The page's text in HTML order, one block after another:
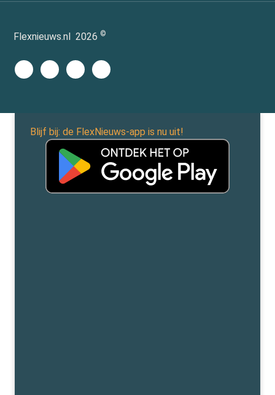
Flexnieuws.nl 2026 ©
Blijf bij: de FlexNieuws-app is nu uit!